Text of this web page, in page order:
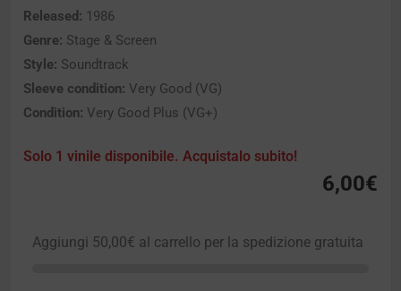
Released: 1986
Genre: Stage & Screen
Style: Soundtrack
Sleeve condition: Very Good (VG)
Condition: Very Good Plus (VG+)
Solo 1 vinile disponibile. Acquistalo subito!
6,00€
Aggiungi 50,00€ al carrello per la spedizione gratuita